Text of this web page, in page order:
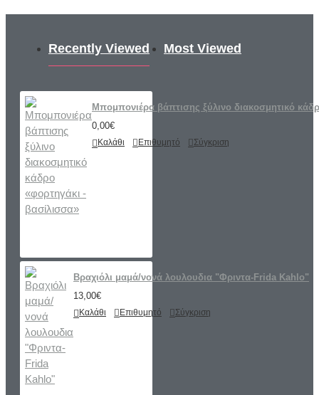
Recently Viewed Most Viewed
Μπομπονιέρα βάπτισης ξύλινο διακοσμητικό
0,00€
Καλάθι Επιθυμητό Σύγκριση
Βραχιόλι μαμά/νονά λουλουδια "Φριντα-Frida Kahlo"
13,00€
Καλάθι Επιθυμητό Σύγκριση